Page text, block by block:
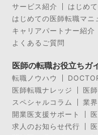
サービス紹介
はじめ
はじめての医師転職マニ
キャリアパートナー紹介
よくあるご質問
医師の転職お役立ちガ
転職ノウハウ
医師転職ナレッジ
医
スペシャルコラム
業
開業医支援サポート
求人のお知らせ代行